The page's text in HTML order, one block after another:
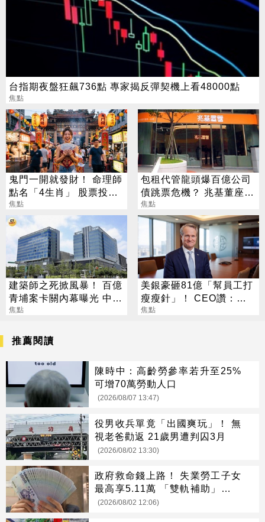
台指期夜盤狂飆736點 專家揭反彈契機上看48000點
焦點
鬼門一開就發財！ 命理師
點名「4生肖」 股票投資
大翻身
焦點
包租代管龍頭爆百億公司
債跳票危機？ 兆基董座急
閃辭
焦點
建築師之死掀風暴！ 百億
青埔案卡關內幕曝光 中
央、地方互踢皮球
焦點
美銀豪砸81億「幫員工打
瘦瘦針」！ CEO讚：一
項值得的投資
焦點
推薦閱讀
陳時中：高齡勞參率若升至25%
可增70萬勞動人口
(2026/08/07 13:47)
役男收兵單竟「出國爽玩」！ 無
視老爸勸返 21歲男遭判囚3月
(2026/08/02 13:30)
政府救命錢上路！ 失業勞工子女
最高享5.11萬 「雙軌補助」一次
看懂
(2026/08/02 12:06)